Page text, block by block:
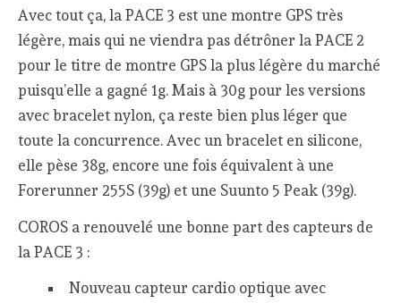
Avec tout ça, la PACE 3 est une montre GPS très
légère, mais qui ne viendra pas détrôner la PACE 2
pour le titre de montre GPS la plus légère du marché
puisqu’elle a gagné 1g. Mais à 30g pour les versions
avec bracelet nylon, ça reste bien plus léger que
toute la concurrence. Avec un bracelet en silicone,
elle pèse 38g, encore une fois équivalent à une
Forerunner 255S (39g) et une Suunto 5 Peak (39g).
COROS a renouvelé une bonne part des capteurs de
la PACE 3 :
Nouveau capteur cardio optique avec